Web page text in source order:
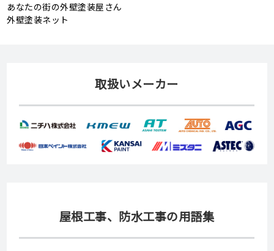
あなたの街の外壁塗装屋さん
外壁塗装ネット
取扱いメーカー
屋根工事、防水工事の用語集